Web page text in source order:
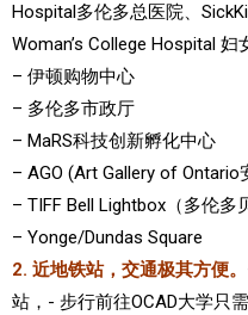
Hospital多伦多总医院、
Woman’s College Hospital 妇
– 伊顿购物中心
– 多伦多市政厅
– MaRS科技创新孵化中心
– AGO (Art Gallery of Ontario
– TIFF Bell Lightbox（多伦多
– Yonge/Dundas Square
2. 近地铁站，交通极其方便。
站，- 步行前往OCAD大学只